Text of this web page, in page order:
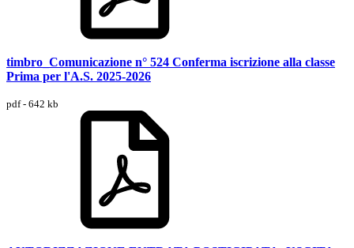
timbro_Comunicazione n° 524 Conferma iscrizione alla classe
Prima per l'A.S. 2025-2026
pdf - 642 kb